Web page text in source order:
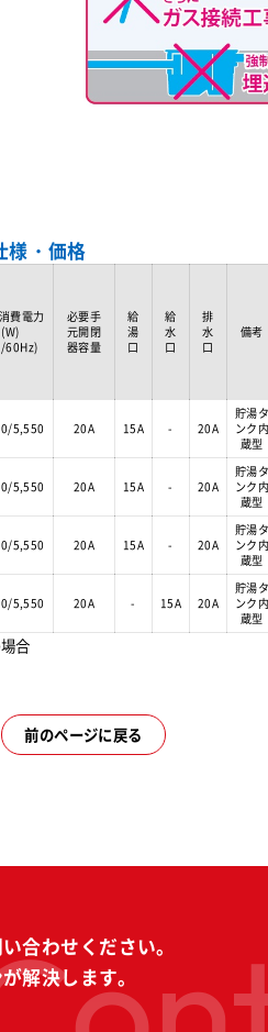
・価格
費電力
(W)
60Hz)
必要手
元開閉
器容量
給
湯
口
給
水
口
排
水
口
備考
5,550 20A 15A - 20A
貯湯タ
ンク内
蔵型
5,550 20A 15A - 20A
貯湯タ
ンク内
蔵型
5,550 20A 15A - 20A
貯湯タ
ンク内
蔵型
5,550 20A - 15A 20A
貯湯タ
ンク内
蔵型
合
前のページに戻る
合わせください。
解決します。